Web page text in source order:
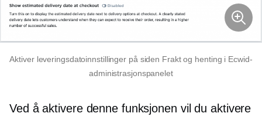
Aktiver leveringsdatoinnstillinger på siden Frakt og henting i Ecwid-
administrasjonspanelet
Ved å aktivere denne funksjonen vil du aktivere